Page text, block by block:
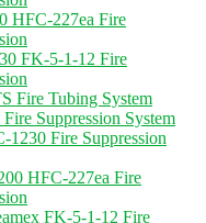
HFC-227ea Fire
FK-5-1-12 Fire
Fire Tubing System
Suppression System
1230 Fire Suppression
HFC-227ea Fire
FK-5-1-12 Fire